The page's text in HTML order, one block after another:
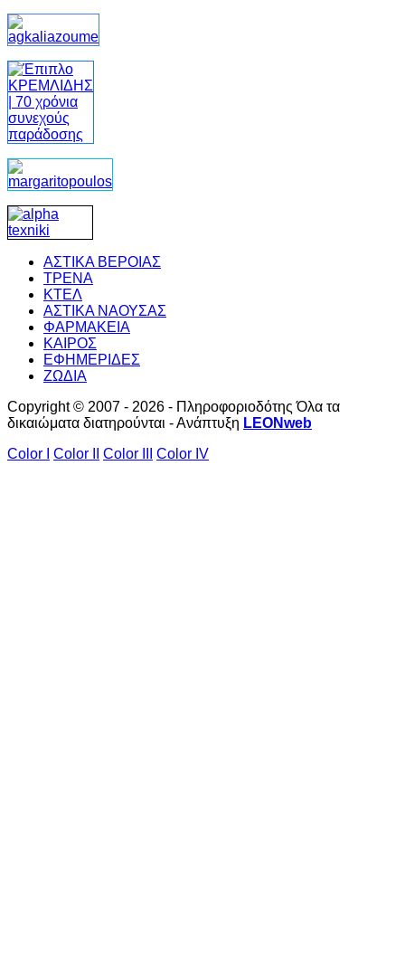
ΑΣΤΙΚΑ ΒΕΡΟΙΑΣ
ΤΡΕΝΑ
ΚΤΕΛ
ΑΣΤΙΚΑ ΝΑΟΥΣΑΣ
ΦΑΡΜΑΚΕΙΑ
ΚΑΙΡΟΣ
ΕΦΗΜΕΡΙΔΕΣ
ΖΩΔΙΑ
Copyright © 2007 - 2026 - Πληροφοριοδότης Όλα τα
δικαιώματα διατηρούνται - Ανάπτυξη LEONweb
Color I
Color II Color III Color IV